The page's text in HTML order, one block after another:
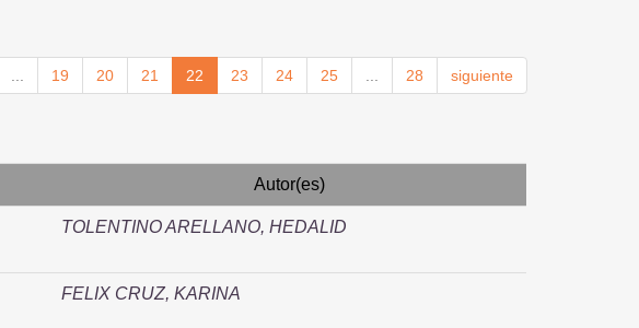
19 20 21 22 23 24 25 28 siguiente
Autor(es)
TOLENTINO ARELLANO, HEDALID
FELIX CRUZ, KARINA